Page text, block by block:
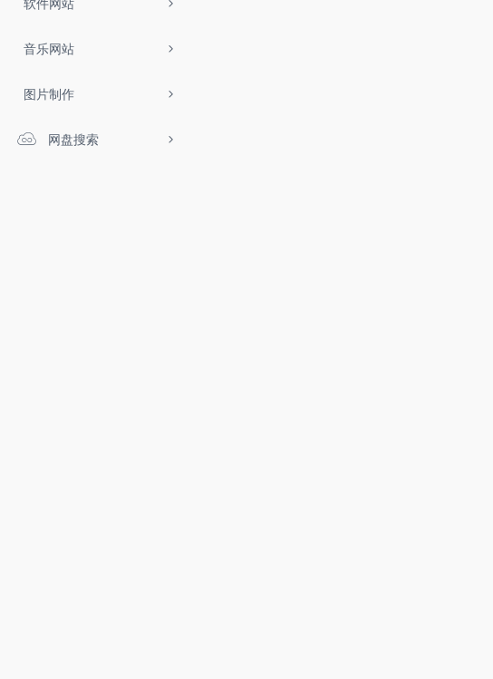
软件网站
音乐网站
图片制作
网盘搜索